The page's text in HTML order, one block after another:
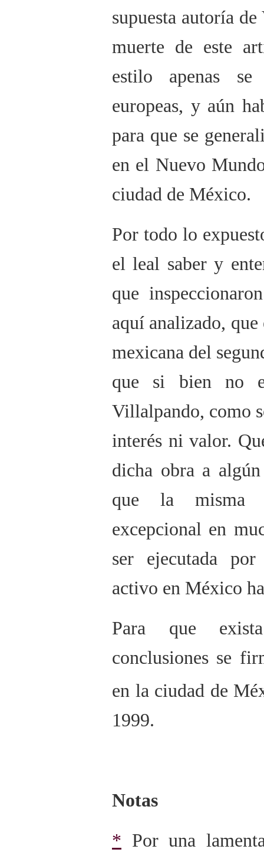
supuesta autoría
muerte de este
estilo apenas
europeas, y aún
para que se
en el Nuevo
ciudad de México.
Por todo lo
el leal saber y
que
aquí analizado,
mexicana del
que si bien no
Villalpando, como
interés ni valor.
dicha obra a
que la misma
excepcional en
ser ejecutada
activo en México
Para que
conclusiones se
en la ciudad de
1999.
Notas
* Por una